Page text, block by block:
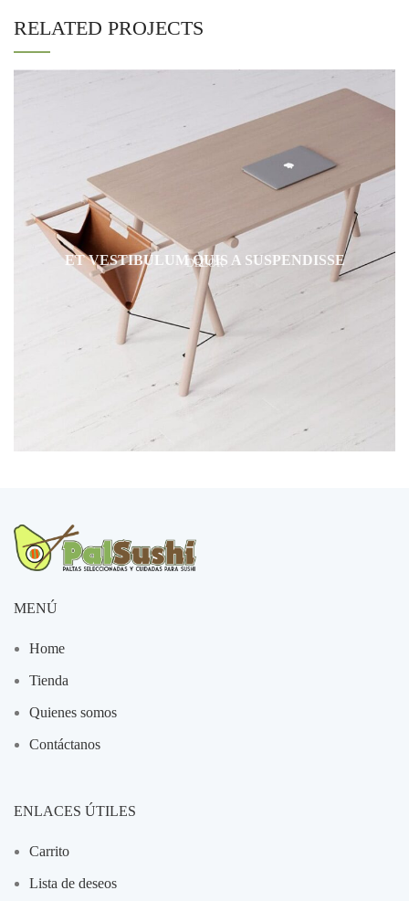
RELATED PROJECTS
DECOR
ET VESTIBULUM QUIS A SUSPENDISSE
MENÚ
Home
Tienda
Quienes somos
Contáctanos
ENLACES ÚTILES
Carrito
Lista de deseos